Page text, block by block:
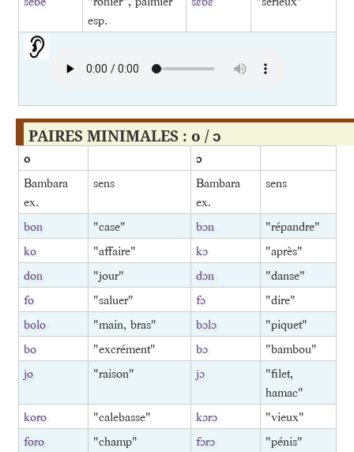
esp.
PAIRES MINIMALES : o / ɔ
o
ɔ
Bambara
ex.
sens
Bambara
ex.
sens
bon "case" bɔn
"répandre"
ko
"affaire" kɔ
"après"
don
"jour" dɔn
"danse"
fo
"saluer" fɔ
"dire"
bolo
"main, bras" bɔlɔ
"piquet"
bo
"excrément" bɔ
"bambou"
jo
"raison" jɔ
"filet,
hamac"
koro
"calebasse" kɔrɔ
"vieux"
foro
"champ" fɔrɔ
"pénis"